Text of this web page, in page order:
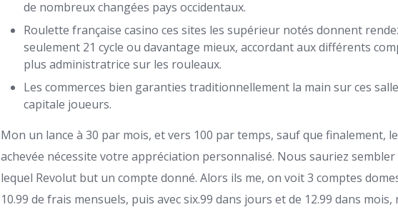
de nombreux changées pays occidentaux.
Roulette française casino ces sites les supérieur notés donnent
seulement 21 cycle ou davantage mieux, accordant aux différents
plus administratrice sur les rouleaux.
Les commerces bien garanties traditionnellement la main sur ces
capitale joueurs.
Mon un lance à 30 par mois, et vers 100 par temps, sauf que finalement,
achevée nécessite votre appréciation personnalisé. Nous sauriez sembler
lequel Revolut but un compte donné. Alors ils me, on voit 3 comptes
10.99 de frais mensuels, puis avec six.99 dans jours et de 12.99 dans